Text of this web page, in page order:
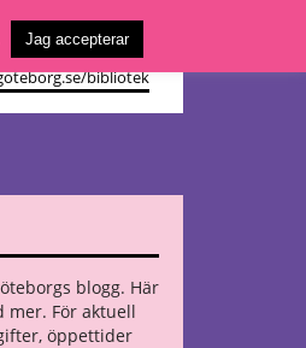
logga in på ditt
eller nå övriga
bibliotek
blogg. Här
mer. För aktuell
öppettider
Jag accepterar